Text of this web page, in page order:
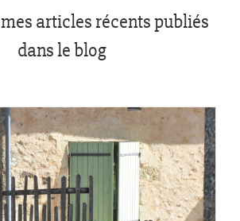
articles récents publiés
dans le blog